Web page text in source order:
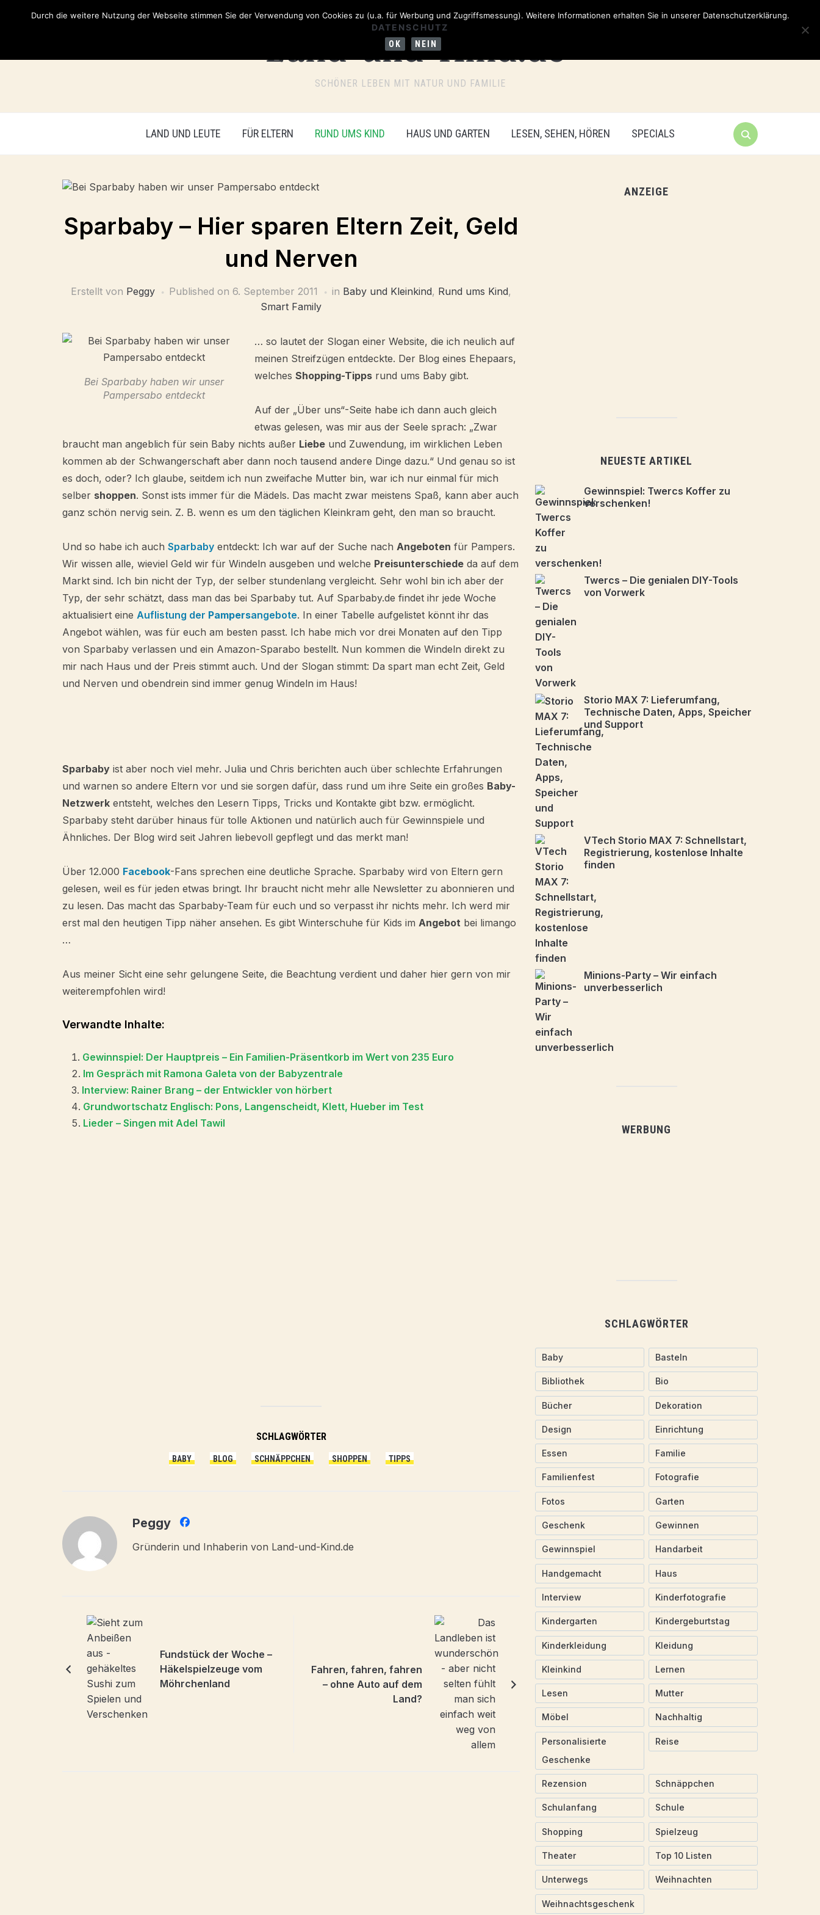
SCHÖNER LEBEN MIT NATUR UND FAMILIE
LAND UND LEUTE FÜR ELTERN RUND UMS KIND HAUS UND GARTEN LESEN, SEHEN, HÖREN SPECIALS
Sparbaby – Hier sparen Eltern Zeit, Geld
und Nerven
Erstellt von Peggy Published on 6. September 2011 in Baby und Kleinkind, Rund ums Kind,
Smart Family
Bei Sparbaby haben wir unser
Pampersabo entdeckt
… so lautet der Slogan einer Website, die ich neulich auf
meinen Streifzügen entdeckte. Der Blog eines Ehepaars,
welches Shopping-Tipps rund ums Baby gibt.
Auf der „Über uns“-Seite habe ich dann auch gleich
etwas gelesen, was mir aus der Seele sprach: „Zwar
braucht man angeblich für sein Baby nichts außer Liebe und Zuwendung, im wirklichen Leben
kommen ab der Schwangerschaft aber dann noch tausend andere Dinge dazu.“ Und genau so ist
es doch, oder? Ich glaube, seitdem ich nun zweifache Mutter bin, war ich nur einmal für mich
selber shoppen. Sonst ists immer für die Mädels. Das macht zwar meistens Spaß, kann aber auch
ganz schön nervig sein. Z. B. wenn es um den täglichen Kleinkram geht, den man so braucht.
Und so habe ich auch Sparbaby entdeckt: Ich war auf der Suche nach Angeboten für Pampers.
Wir wissen alle, wieviel Geld wir für Windeln ausgeben und welche Preisunterschiede da auf dem
Markt sind. Ich bin nicht der Typ, der selber stundenlang vergleicht. Sehr wohl bin ich aber der
Typ, der sehr schätzt, dass man das bei Sparbaby tut. Auf Sparbaby.de findet ihr jede Woche
aktualisiert eine Auflistung der Pampersangebote. In einer Tabelle aufgelistet könnt ihr das
Angebot wählen, was für euch am besten passt. Ich habe mich vor drei Monaten auf den Tipp
von Sparbaby verlassen und ein Amazon-Sparabo bestellt. Nun kommen die Windeln direkt zu
mir nach Haus und der Preis stimmt auch. Und der Slogan stimmt: Da spart man echt Zeit, Geld
und Nerven und obendrein sind immer genug Windeln im Haus!
Sparbaby ist aber noch viel mehr. Julia und Chris berichten auch über schlechte Erfahrungen
und warnen so andere Eltern vor und sie sorgen dafür, dass rund um ihre Seite ein großes Baby-
Netzwerk entsteht, welches den Lesern Tipps, Tricks und Kontakte gibt bzw. ermöglicht.
Sparbaby steht darüber hinaus für tolle Aktionen und natürlich auch für Gewinnspiele und
Ähnliches. Der Blog wird seit Jahren liebevoll gepflegt und das merkt man!
Über 12.000 Facebook-Fans sprechen eine deutliche Sprache. Sparbaby wird von Eltern gern
gelesen, weil es für jeden etwas bringt. Ihr braucht nicht mehr alle Newsletter zu abonnieren und
zu lesen. Das macht das Sparbaby-Team für euch und so verpasst ihr nichts mehr. Ich werd mir
erst mal den heutigen Tipp näher ansehen. Es gibt Winterschuhe für Kids im Angebot bei limango
…
Aus meiner Sicht eine sehr gelungene Seite, die Beachtung verdient und daher hier gern von mir
weiterempfohlen wird!
Verwandte Inhalte:
Gewinnspiel: Der Hauptpreis – Ein Familien-Präsentkorb im Wert von 235 Euro
Im Gespräch mit Ramona Galeta von der Babyzentrale
Interview: Rainer Brang – der Entwickler von hörbert
Grundwortschatz Englisch: Pons, Langenscheidt, Klett, Hueber im Test
Lieder – Singen mit Adel Tawil
SCHLAGWÖRTER
BABY BLOG SCHNÄPPCHEN SHOPPEN TIPPS
Peggy
Gründerin und Inhaberin von Land-und-Kind.de
Fundstück der Woche –
Häkelspielzeuge vom
Möhrchenland
Fahren, fahren, fahren
– ohne Auto auf dem
Land?
ANZEIGE
NEUESTE ARTIKEL
Gewinnspiel: Twercs Koffer zu
verschenken!
Twercs – Die genialen DIY-Tools
von Vorwerk
Storio MAX 7: Lieferumfang,
Technische Daten, Apps, Speicher
und Support
VTech Storio MAX 7: Schnellstart,
Registrierung, kostenlose Inhalte
finden
Minions-Party – Wir einfach
unverbesserlich
WERBUNG
SCHLAGWÖRTER
Baby Basteln
Bibliothek Bio
Bücher Dekoration
Design Einrichtung
Essen Familie
Familienfest Fotografie
Fotos Garten
Geschenk Gewinnen
Gewinnspiel Handarbeit
Handgemacht Haus
Interview Kinderfotografie
Kindergarten Kindergeburtstag
Kinderkleidung Kleidung
Kleinkind Lernen
Lesen Mutter
Möbel Nachhaltig
Personalisierte
Geschenke
Reise
Rezension Schnäppchen
Schulanfang Schule
Shopping Spielzeug
Theater Top 10 Listen
Unterwegs Weihnachten
Weihnachtsgeschenk
Durch die weitere Nutzung der Webseite stimmen Sie der Verwendung von Cookies zu (u.a. für Werbung und Zugriffsmessung). Weitere Informationen erhalten Sie in unserer Datenschutzerklärung.
DATENSCHUTZ
OK NEIN